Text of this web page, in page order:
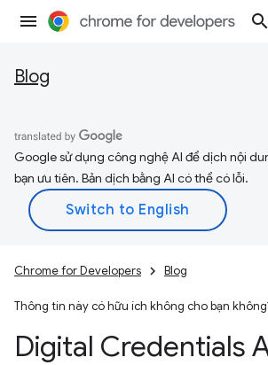
Blog
Google sử dụng công nghệ AI để dịch nội
bạn ưu tiên. Bản dịch bằng AI có thể có lỗi.
Chrome for Developers Blog
Thông tin này có hữu ích không cho bạn
Digital Credentials